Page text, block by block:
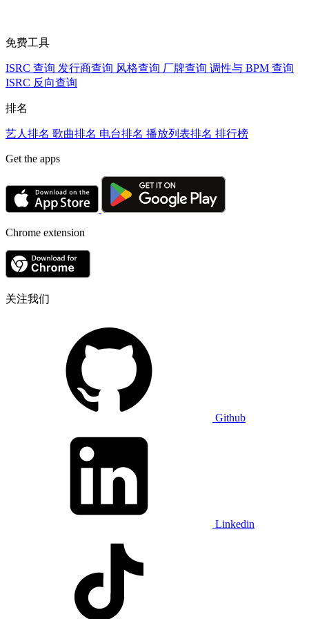
免费工具
ISRC 查询 发行商查询 风格查询 厂牌查询 调性与 BPM 查询
ISRC 反向查询
排名
艺人排名 歌曲排名 电台排名 播放列表排名 排行榜
Get the apps
Chrome extension
关注我们
Github
Linkedin